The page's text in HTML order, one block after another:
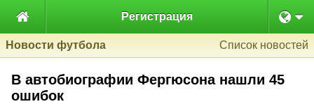
 Регистрация
Новости футбола Список новостей
В автобиографии Фергюсона нашли 45
ошибок